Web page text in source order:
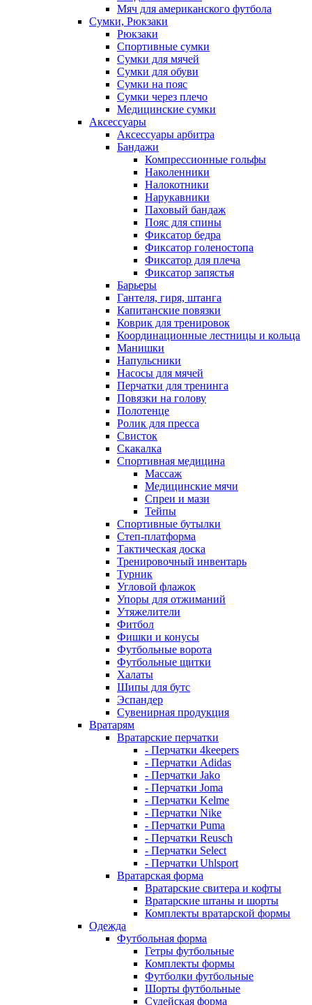
Мяч для американского футбола
Сумки, Рюкзаки
Рюкзаки
Спортивные сумки
Сумки для мячей
Сумки для обуви
Сумки на пояс
Сумки через плечо
Медицинские сумки
Аксессуары
Аксессуары арбитра
Бандажи
Компрессионные гольфы
Наколенники
Налокотники
Нарукавники
Паховый бандаж
Пояс для спины
Фиксатор бедра
Фиксатор голеностопа
Фиксатор для плеча
Фиксатор запястья
Барьеры
Гантеля, гиря, штанга
Капитанские повязки
Коврик для тренировок
Координационные лестницы и кольца
Манишки
Напульсники
Насосы для мячей
Перчатки для тренинга
Повязки на голову
Полотенце
Ролик для пресса
Свисток
Скакалка
Спортивная медицина
Массаж
Медицинские мячи
Спреи и мази
Тейпы
Спортивные бутылки
Степ-платформа
Тактическая доска
Тренировочный инвентарь
Турник
Угловой флажок
Упоры для отжиманий
Утяжелители
Фитбол
Фишки и конусы
Футбольные ворота
Футбольные щитки
Халаты
Шипы для бутс
Эспандер
Сувенирная продукция
Вратарям
Вратарские перчатки
- Перчатки 4keepers
- Перчатки Adidas
- Перчатки Jako
- Перчатки Joma
- Перчатки Kelme
- Перчатки Nike
- Перчатки Puma
- Перчатки Reusch
- Перчатки Select
- Перчатки Uhlsport
Вратарская форма
Вратарские свитера и кофты
Вратарские штаны и шорты
Комплекты вратарской формы
Одежда
Футбольная форма
Гетры футбольные
Комплекты формы
Футболки футбольные
Шорты футбольные
Судейская форма